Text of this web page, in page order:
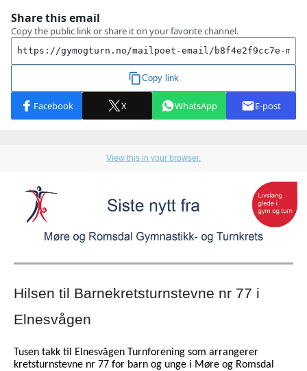
View this in your browser.
Hilsen til Barnekretsturnstevne nr 77 i
Elnesvågen
Tusen takk til Elnesvågen Turnforening som arrangerer
kretsturnstevne nr 77 for barn og unge i Møre og Romsdal